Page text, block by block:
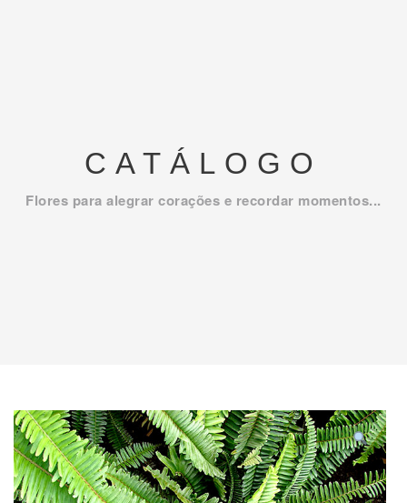
CATÁLOGO
Flores para alegrar corações e recordar momentos...